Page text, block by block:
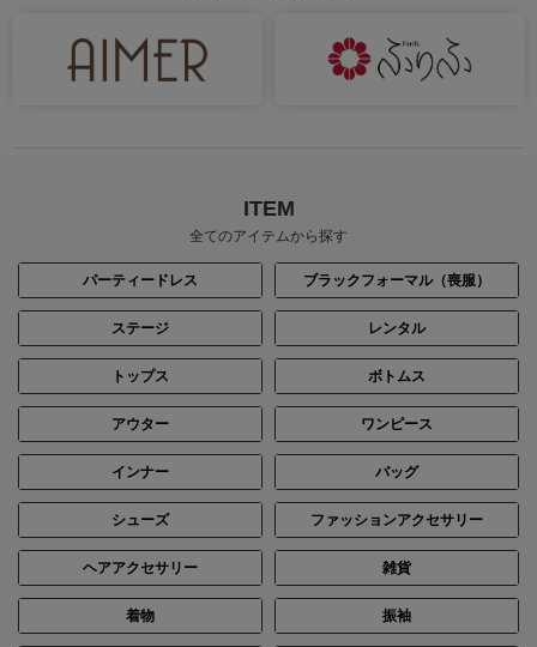
ITEM
全てのアイテムから探す
パーティードレス ブラックフォーマル（喪服）
ステージ レンタル
トップス ボトムス
アウター ワンピース
インナー バッグ
シューズ ファッションアクセサリー
ヘアアクセサリー 雑貨
着物 振袖